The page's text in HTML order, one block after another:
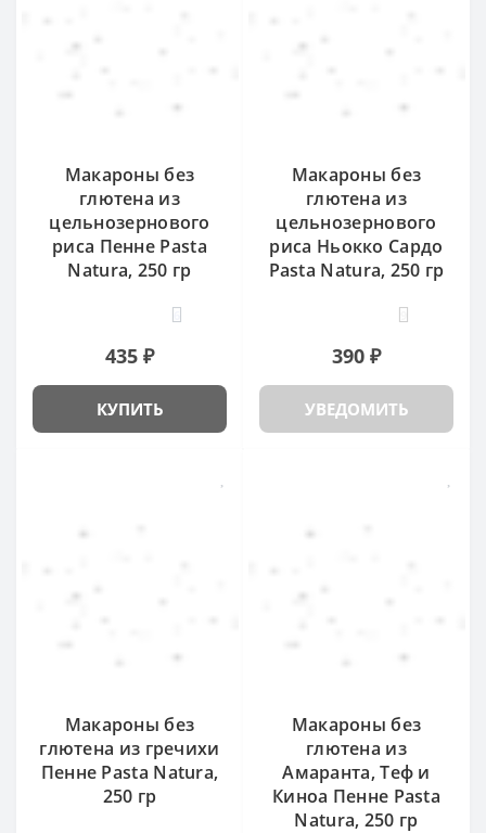
Макароны без
глютена из
цельнозернового
риса Пенне Pasta
Natura, 250 гр
435 ₽
КУПИТЬ
Макароны без
глютена из
цельнозернового
риса Ньокко Сардо
Pasta Natura, 250 гр
390 ₽
УВЕДОМИТЬ
Макароны без
глютена из гречихи
Пенне Pasta Natura,
250 гр
Макароны без
глютена из
Амаранта, Теф и
Киноа Пенне Pasta
Natura, 250 гр